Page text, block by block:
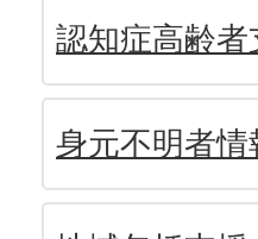
認知症高齢者
身元不明者情